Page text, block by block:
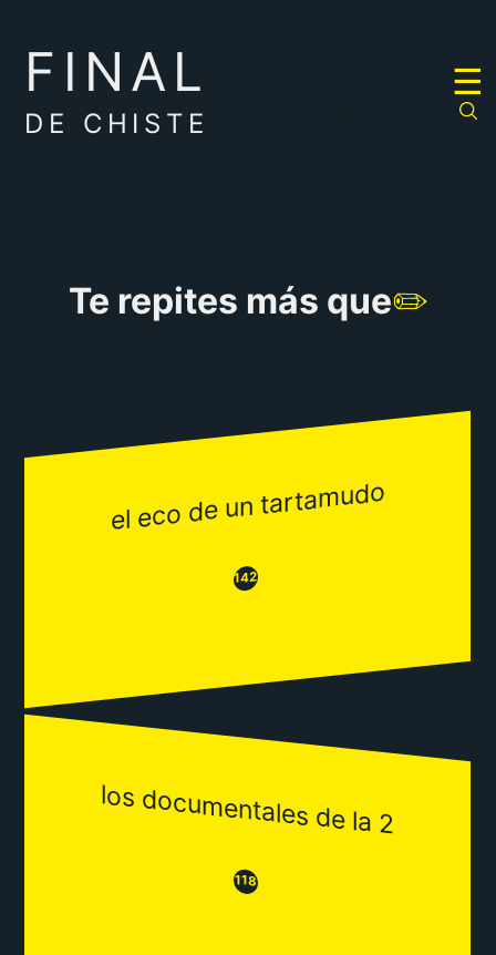
FINAL
DE CHISTE
☰
Te repites más que✏️
el eco de un tartamudo
😒142😂
los documentales de la 2
😒118😂